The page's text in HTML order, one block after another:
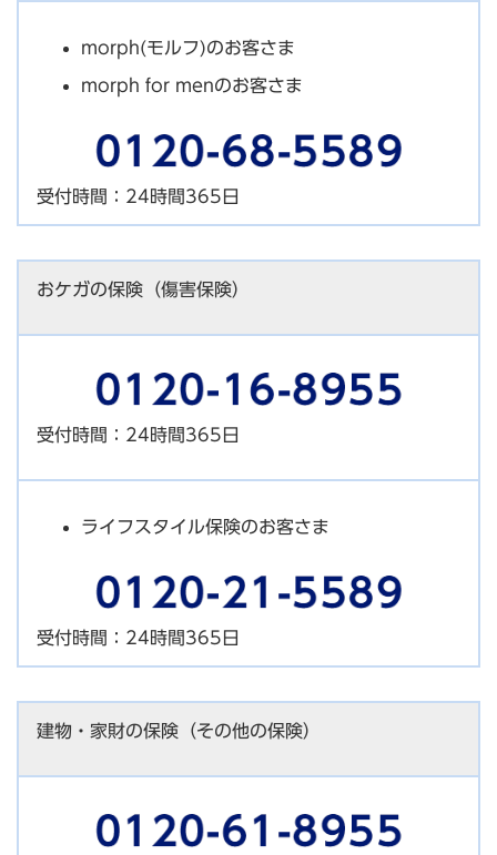
morph(モルフ)のお客さま
morph for menのお客さま
受付時間：24時間365日
おケガの保険（傷害保険）
受付時間：24時間365日
ライフスタイル保険のお客さま
受付時間：24時間365日
建物・家財の保険（その他の保険）